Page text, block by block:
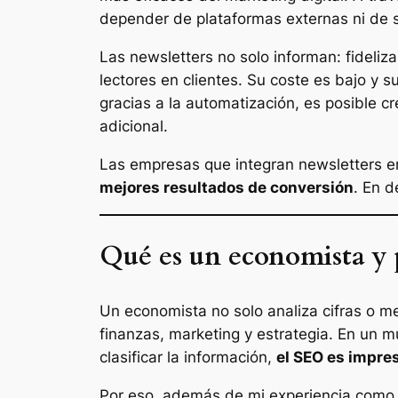
depender de plataformas externas ni
Las newsletters no solo informan:
lectores en clientes. Su coste es bajo y
gracias a la automatización, es posible
adicional.
Las empresas que integran newsletters
mejores resultados de conversión. En
Qué es un economista y
Un economista no solo analiza cifras o
finanzas, marketing y estrategia. En un
clasificar la información, el SEO es